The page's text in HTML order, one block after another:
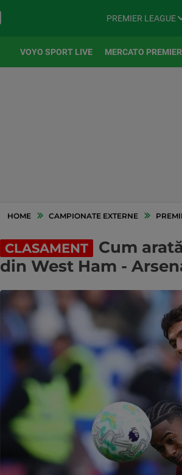
PREMIER LEAGUE
VOYO SPORT LIVE MERCATO
HOME CAMPIONATE EXTERNE
CLASAMENT
Cum
din West Ham -